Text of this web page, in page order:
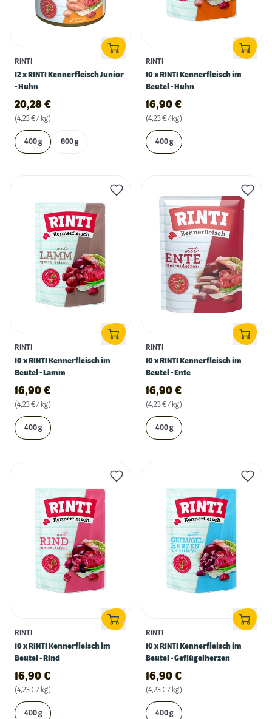
RINTI
12 x RINTI Kennerfleisch Junior
- Huhn
20,28 €
(4,23 € / kg)
400 g 800 g
RINTI
10 x RINTI Kennerfleisch im
Beutel - Huhn
16,90 €
(4,23 € / kg)
400 g
RINTI
10 x RINTI Kennerfleisch im
Beutel - Lamm
16,90 €
(4,23 € / kg)
400 g
RINTI
10 x RINTI Kennerfleisch im
Beutel - Ente
16,90 €
(4,23 € / kg)
400 g
RINTI
10 x RINTI Kennerfleisch im
Beutel - Rind
16,90 €
(4,23 € / kg)
400 g
RINTI
10 x RINTI Kennerfleisch im
Beutel - Geflügelherzen
16,90 €
(4,23 € / kg)
400 g